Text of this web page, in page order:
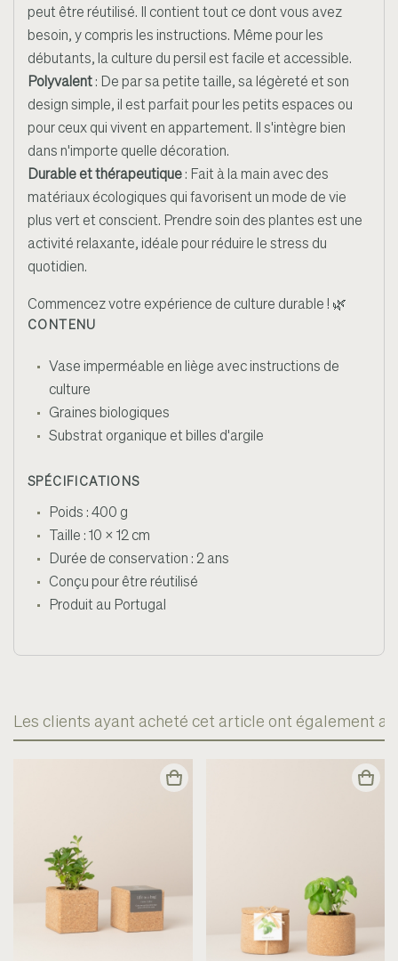
peut être réutilisé. Il contient tout ce dont vous avez
besoin, y compris les instructions. Même pour les
débutants, la culture du persil est facile et accessible.
Polyvalent : De par sa petite taille, sa légèreté et son
design simple, il est parfait pour les petits espaces ou
pour ceux qui vivent en appartement. Il s'intègre bien
dans n'importe quelle décoration.
Durable et thérapeutique : Fait à la main avec des
matériaux écologiques qui favorisent un mode de vie
plus vert et conscient. Prendre soin des plantes est une
activité relaxante, idéale pour réduire le stress du
quotidien.
Commencez votre expérience de culture durable ! 🌿
CONTENU
Vase imperméable en liège avec instructions de
culture
Graines biologiques
Substrat organique et billes d'argile
SPÉCIFICATIONS
Poids : 400 g
Taille : 10 x 12 cm
Durée de conservation : 2 ans
Conçu pour être réutilisé
Produit au Portugal
Les clients ayant acheté cet article ont également